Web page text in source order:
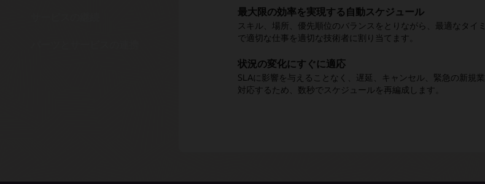
最大限の効率を実現する自動スケジュール
スキル、場所、優先順位のバランスをとりながら、最適なタイ
で適切な仕事を適切な技術者に割り当てます。
状況の変化にすぐに適応
SLAに影響を与えることなく、遅延、キャンセル、緊急の新規業
対応するため、数秒でスケジュールを再編成します。
いつでもどこでも作業
オフライン・アクセスにより、技術者は接続性の低い環境や遠
も業務を継続することができます。
リアルタイムのコラボレーション
技術者は現場を離れることなく、チャットや写真の共有、エキス
トによる支援を受けることができます。
技術者のライブ追跡
顧客は、リアルタイムに更新される地図上で技術者の到着を追
るため、サービスを期待できる時間を正確に知ることができます
最新情報の自動入手
顧客は、予約のリマインダー、遅延、技術者の変更などのアラー
先行的に受信します。
技術者の居場所を把握
ロケーション・トラッキングは、実際の技術者の位置を表示し
可視性を実現します。
ローカルのようにナビゲーション
ストリート・レベルのルーティングは、各ジョブへの最速かつ最
率的な経路を確保できるよう支援します。
部品注文の自動化
作業指示が確認されると倉庫やデポ修理からの出荷が自動的にト
す。
あらゆる場所で在庫を追跡